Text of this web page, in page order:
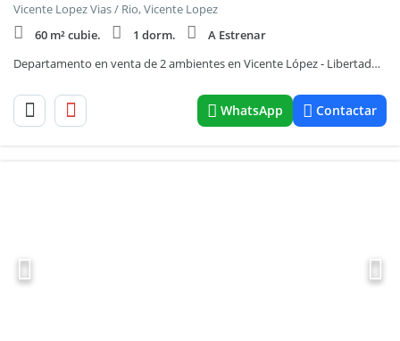
Vicente Lopez Vias / Rio, Vicente Lopez
60 m² cubie.
1 dorm.
A Estrenar
Departamento en venta de 2 ambientes en Vicente López - Libertador al Río
WhatsApp Contactar